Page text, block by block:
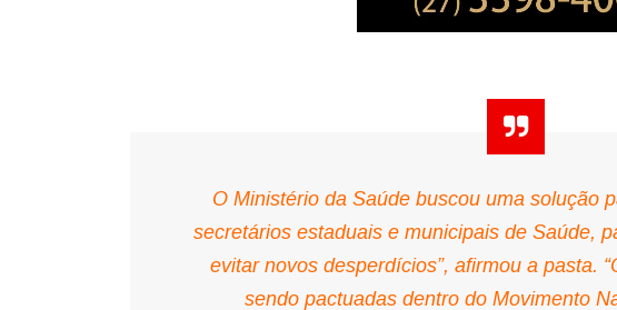
O Ministério da Saúde buscou uma solução
secretários estaduais e municipais de Saúde,
evitar novos desperdícios”, afirmou a pasta.
sendo pactuadas dentro do Movimento